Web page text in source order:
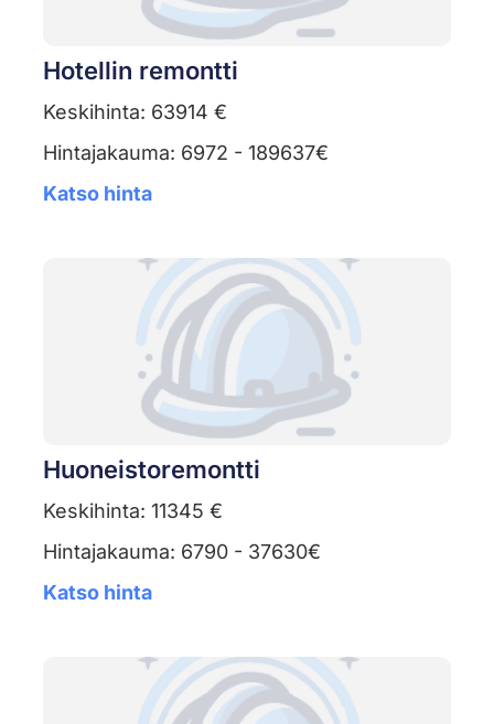
Hotellin remontti
Keskihinta: 63914 €
Hintajakauma: 6972 - 189637€
Katso hinta
Huoneistoremontti
Keskihinta: 11345 €
Hintajakauma: 6790 - 37630€
Katso hinta